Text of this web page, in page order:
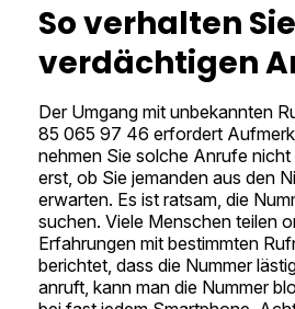
So verhalten
verdächtigen
Der Umgang mit unbekannten
85 065 97 46 erfordert
nehmen Sie solche Anrufe
erst, ob Sie jemanden aus den
erwarten. Es ist ratsam, die
suchen. Viele Menschen teilen
Erfahrungen mit bestimmten
berichtet, dass die Nummer
anruft, kann man die Nummer